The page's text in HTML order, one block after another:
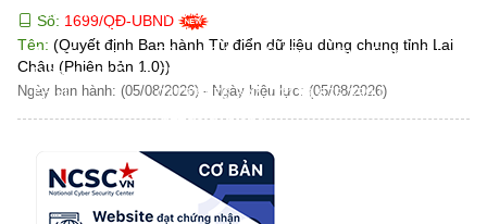
Số: 1699/QĐ-UBND
Tên: (Quyết định Ban hành Từ điển dữ liệu dùng chung tỉnh Lai
Châu (Phiên bản 1.0))
Ngày ban hành: (05/08/2026) - Ngày hiệu lực: (05/08/2026)
Chịu trách
nhiệm chính:
Trụ sở:
Điện thoại | Fax:
Email:
Hoàng Minh Hải - Chánh Văn phòng UBND
tỉnh Lai Châu
Tầng 1,2,3 nhà B - Trung tâm Hành chính -
Chính trị tỉnh Lai Châu
02133.876.337; 02133.876.359 |